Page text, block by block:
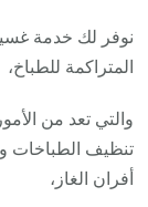
نوفر لك خدمة
المتراكمة للطباخ،
والتي تعد من
تنظيف الطباخات و
أفران الغاز،